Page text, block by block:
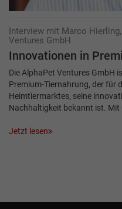
Interview mit Marco
Ventures GmbH
Innovationen in
Die AlphaPet Ventures GmbH
Premium-Tiernahrung, der für
Heimtiermarktes, seine
Nachhaltigkeit bekannt ist. Mit
Jetzt lesen